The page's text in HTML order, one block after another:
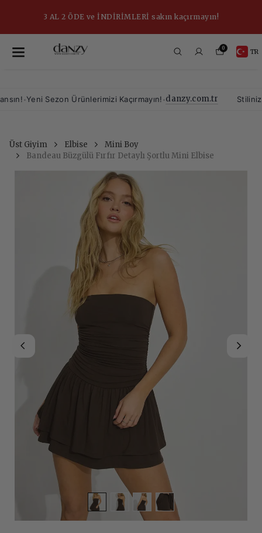
3 AL 2 ÖDE ve İNDİRİMLERİ sakın kaçırmayın!
0 TR
•Yeni Sezon Ürünlerimizi Kaçırmayın!•danzy.com.tr Stiliniz,
Üst Giyim Elbise
Mini Boy
Bandeau Büzgülü Fırfır Detaylı Şortlu Mini Elbise